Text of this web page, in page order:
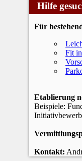
Hilfe
Für
Fit
Etablierung
Beispiele:
Kontakt: